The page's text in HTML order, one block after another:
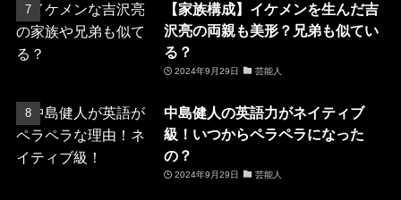
【家族構成】イケメンを生んだ吉
沢亮の両親も美形？兄弟も似てい
る？
2024年9月29日 芸能人
中島健人の英語力がネイティブ
級！いつからペラペラになった
の？
2024年9月29日 芸能人